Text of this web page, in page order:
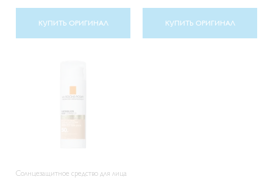
КУПИТЬ ОРИГИНАЛ КУПИТЬ ОРИГИНАЛ
Солнцезащитное средство для лица